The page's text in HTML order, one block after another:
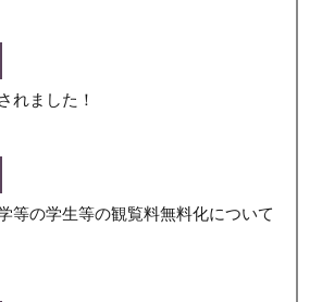
れました！
等の学生等の観覧料無料化について